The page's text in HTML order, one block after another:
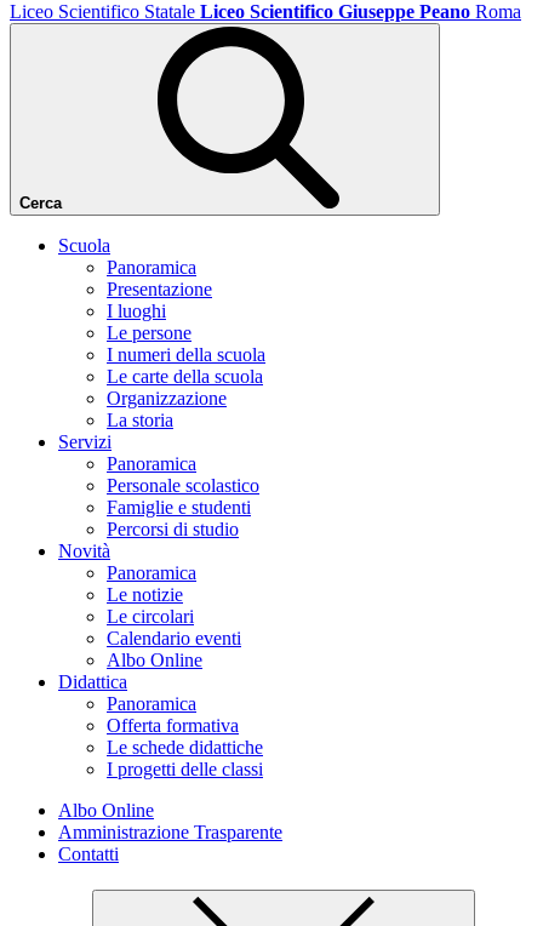
Liceo Scientifico Statale Liceo Scientifico Giuseppe Peano Roma
Cerca
Scuola
Panoramica
Presentazione
I luoghi
Le persone
I numeri della scuola
Le carte della scuola
Organizzazione
La storia
Servizi
Panoramica
Personale scolastico
Famiglie e studenti
Percorsi di studio
Novità
Panoramica
Le notizie
Le circolari
Calendario eventi
Albo Online
Didattica
Panoramica
Offerta formativa
Le schede didattiche
I progetti delle classi
Albo Online
Amministrazione Trasparente
Contatti